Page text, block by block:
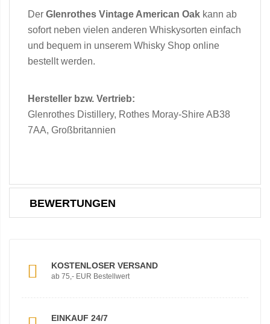
Der Glenrothes Vintage American Oak kann ab
sofort neben vielen anderen Whiskysorten einfach
und bequem in unserem Whisky Shop online
bestellt werden.
Hersteller bzw. Vertrieb:
Glenrothes Distillery, Rothes Moray-Shire AB38
7AA, Großbritannien
BEWERTUNGEN
KOSTENLOSER VERSAND
ab 75,- EUR Bestellwert
EINKAUF 24/7